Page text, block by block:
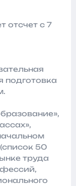
отсчет с 7
подготовка
50
труда